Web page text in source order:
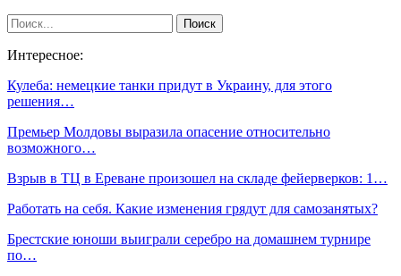
Интересное:
Кулеба: немецкие танки придут в Украину, для этого
решения…
Премьер Молдовы выразила опасение относительно
возможного…
Взрыв в ТЦ в Ереване произошел на складе фейерверков: 1…
Работать на себя. Какие изменения грядут для самозанятых?
Брестские юноши выиграли серебро на домашнем турнире
по…